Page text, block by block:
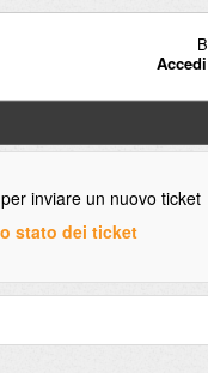
Accedi
inviare un nuovo ticket
stato dei ticket